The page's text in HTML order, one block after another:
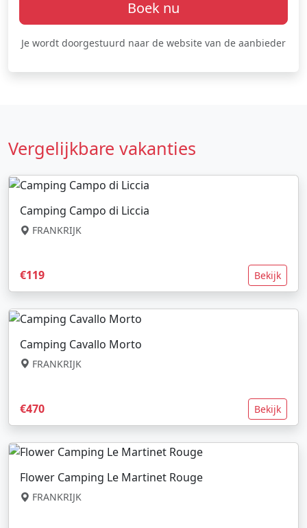
Boek nu
Je wordt doorgestuurd naar de website van de aanbieder
Vergelijkbare vakanties
Camping Campo di Liccia
FRANKRIJK
€119 Bekijk
Camping Cavallo Morto
FRANKRIJK
€470 Bekijk
Flower Camping Le Martinet Rouge
FRANKRIJK